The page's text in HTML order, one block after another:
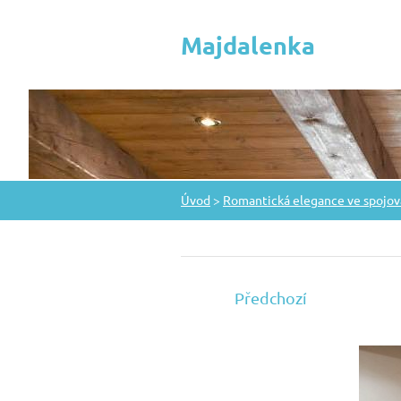
Majdalenka
Úvod > Romantická elegance ve
Předchozí